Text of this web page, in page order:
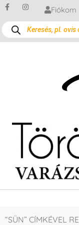
Fiókom
“SÜN” CÍMKÉVEL